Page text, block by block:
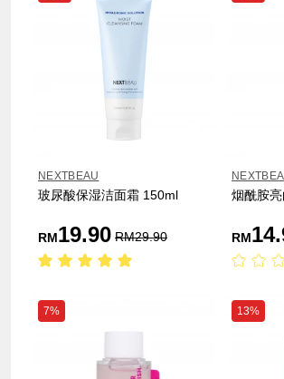
NEXTBEAU
玻尿酸保湿洁面霜 150ml
RM19.90 RM29.90
烟酰胺
RM
7% 13%